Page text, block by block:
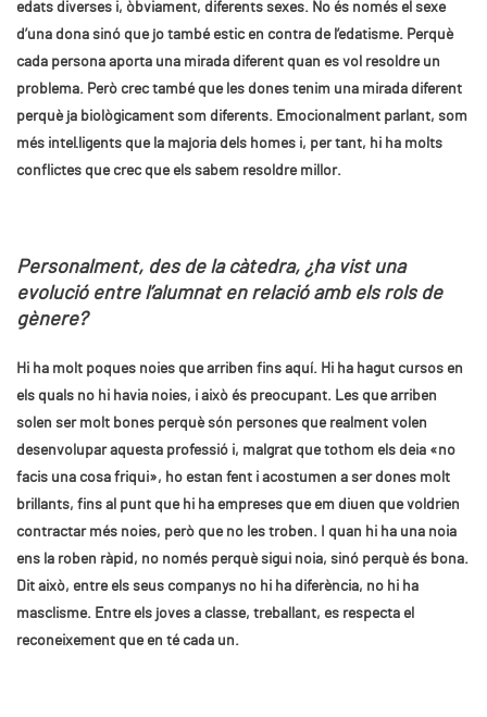
edats diverses i, òbviament, diferents sexes. No és només el sexe
d’una dona sinó que jo també estic en contra de l’edatisme. Perquè
cada persona aporta una mirada diferent quan es vol resoldre un
problema. Però crec també que les dones tenim una mirada diferent
perquè ja biològicament som diferents. Emocionalment parlant, som
més intel·ligents que la majoria dels homes i, per tant, hi ha molts
conflictes que crec que els sabem resoldre millor.
Personalment, des de la càtedra, ¿ha vist una
evolució entre l’alumnat en relació amb els rols de
gènere?
Hi ha molt poques noies que arriben fins aquí. Hi ha hagut cursos en
els quals no hi havia noies, i això és preocupant. Les que arriben
solen ser molt bones perquè són persones que realment volen
desenvolupar aquesta professió i, malgrat que tothom els deia «no
facis una cosa friqui», ho estan fent i acostumen a ser dones molt
brillants, fins al punt que hi ha empreses que em diuen que voldrien
contractar més noies, però que no les troben. I quan hi ha una noia
ens la roben ràpid, no només perquè sigui noia, sinó perquè és bona.
Dit això, entre els seus companys no hi ha diferència, no hi ha
masclisme. Entre els joves a classe, treballant, es respecta el
reconeixement que en té cada un.